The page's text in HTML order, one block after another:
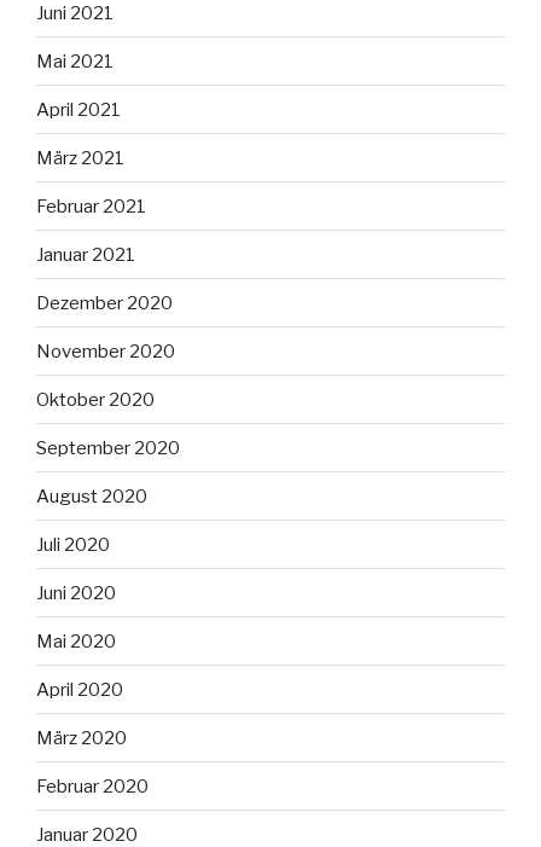
Juni 2021
Mai 2021
April 2021
März 2021
Februar 2021
Januar 2021
Dezember 2020
November 2020
Oktober 2020
September 2020
August 2020
Juli 2020
Juni 2020
Mai 2020
April 2020
März 2020
Februar 2020
Januar 2020